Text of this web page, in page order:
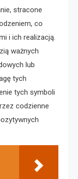
stracone
co
i ich realizacją.
ważnych
lub
tych
tych symboli
codzienne